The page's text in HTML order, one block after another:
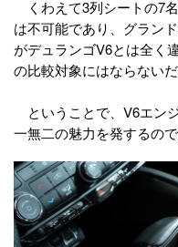
くわえて3列シートの7
は不可能であり、グラン
がデュランゴV6とは全く
の比較対象にはならないだ
ということで、V6エン
一無二の魅力を発するので